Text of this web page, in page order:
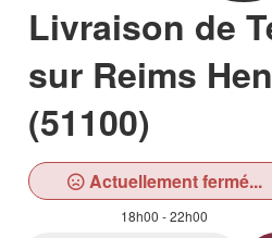
Livraison de
sur Reims
(51100)
Actuellement fermé...
18h00 - 22h00